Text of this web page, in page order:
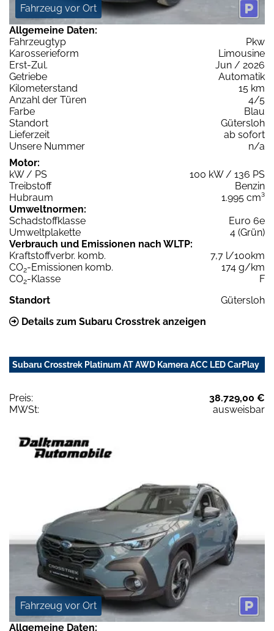
Fahrzeug vor Ort
Allgemeine Daten:
Fahrzeugtyp
Pkw
Karosserieform
Limousine
Erst-Zul.
Jun / 2026
Getriebe
Automatik
Kilometerstand
15 km
Anzahl der Türen
4/5
Farbe
Blau
Standort
Gütersloh
Lieferzeit
ab sofort
Unsere Nummer
n/a
Motor:
kW / PS
100 kW / 136 PS
Treibstoff
Benzin
Hubraum
1.995 cm³
Umweltnormen:
Schadstoffklasse
Euro 6e
Umweltplakette
4 (Grün)
Verbrauch und Emissionen nach WLTP:
Kraftstoffverbr. komb.
7,7 l/100km
CO2-Emissionen komb.
174 g/km
CO2-Klasse
F
Standort
Gütersloh
Details zum Subaru Crosstrek anzeigen
Subaru Crosstrek Platinum AT AWD Kamera ACC LED CarPlay
Preis:
38.729,00 €
MWSt:
ausweisbar
Fahrzeug vor Ort
Allgemeine Daten: